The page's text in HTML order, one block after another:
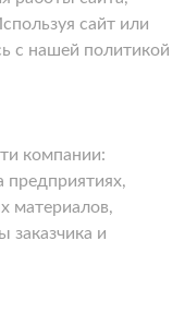
сайт или
с нашей политикой
компании:
предприятиях,
материалов,
заказчика и